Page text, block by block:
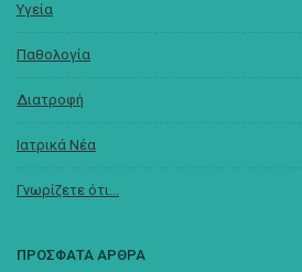
Υγεία
Παθολογία
Διατροφή
Ιατρικά Νέα
Γνωρίζετε ότι...
ΠΡΟΣΦΑΤΑ ΑΡΘΡΑ